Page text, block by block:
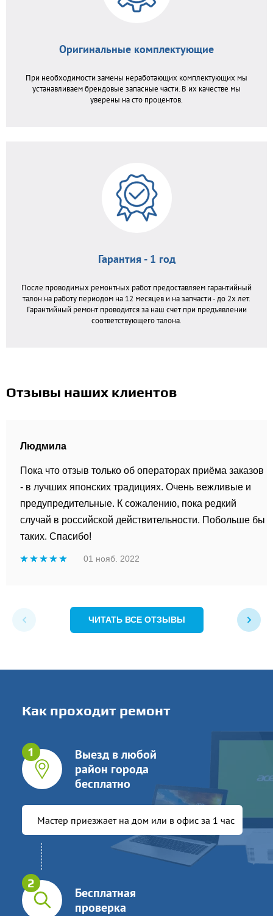
Оригинальные комплектующие
При необходимости замены неработающих комплектующих мы
устанавливаем брендовые запасные части. В их качестве мы
уверены на сто процентов.
Гарантия - 1 год
После проводимых ремонтных работ предоставляем гарантийный
талон на работу периодом на 12 месяцев и на запчасти - до 2х лет.
Гарантийный ремонт проводится за наш счет при предъявлении
соответствующего талона.
Отзывы наших клиентов
Людмила
Пока что отзыв только об операторах приёма заказов
- в лучших японских традициях. Очень вежливые и
предупредительные. К сожалению, пока редкий
случай в российской действительности. Побольше бы
таких. Спасибо!
01 нояб. 2022
ЧИТАТЬ ВСЕ ОТЗЫВЫ
Как проходит ремонт
Выезд в любой
район города
бесплатно
Мастер приезжает на дом или в офис за 1 час
Бесплатная
проверка